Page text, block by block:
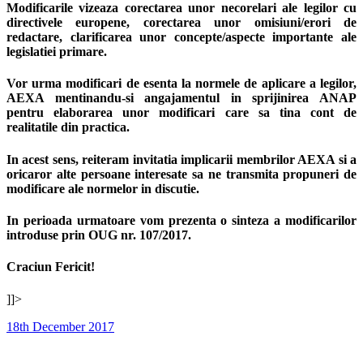
Modificarile vizeaza corectarea unor necorelari ale legilor cu
directivele europene, corectarea unor omisiuni/erori de
redactare, clarificarea unor concepte/aspecte importante ale
legislatiei primare.
Vor urma modificari de esenta la normele de aplicare a legilor,
AEXA mentinandu-si angajamentul in sprijinirea ANAP
pentru elaborarea unor modificari care sa tina cont de
realitatile din practica.
In acest sens, reiteram invitatia implicarii membrilor AEXA si a
oricaror alte persoane interesate sa ne transmita propuneri de
modificare ale normelor in discutie.
In perioada urmatoare vom prezenta o sinteza a modificarilor
introduse prin OUG nr. 107/2017.
Craciun Fericit!
]]>
Posted
18th December 2017